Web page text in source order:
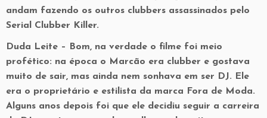
andam fazendo os outros clubbers assassinados pelo
Serial Clubber Killer.
Duda Leite –
Bom, na verdade o filme foi meio
profético: na época o Marcão era clubber e gostava
muito de sair, mas ainda nem sonhava em ser DJ. Ele
era o proprietário e estilista da marca Fora de Moda.
Alguns anos depois foi que ele decidiu seguir a carreira